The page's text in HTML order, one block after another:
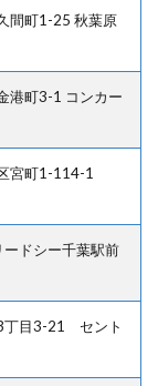
間町1-25 秋葉原
町3-1 コンカー
宮町1-114-1
ドシー千葉駅前
目3-21 セント